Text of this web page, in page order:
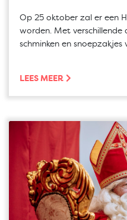
Op 25 oktober zal er een
worden. Met verschillende
schminken en
LEES MEER